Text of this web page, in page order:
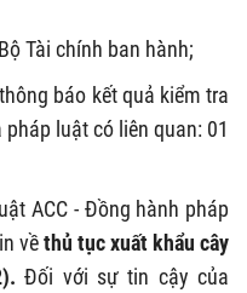
Tài chính ban hành;
báo kết quả kiểm tra
luật có liên quan: 01
ACC - Đồng hành pháp
vềthủ tục xuất khẩu cây
Đối với sự tin cậy của